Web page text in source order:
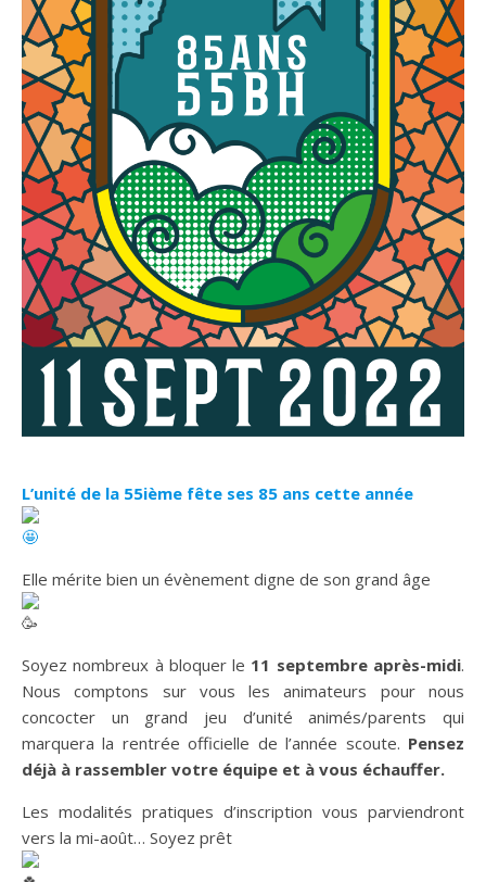
L’unité de la 55ième fête ses 85 ans cette année
Elle mérite bien un évènement digne de son grand âge
Soyez nombreux à bloquer le 11 septembre après-midi.
Nous comptons sur vous les animateurs pour nous
concocter un grand jeu d’unité animés/parents qui
marquera la rentrée officielle de l’année scoute. Pensez
déjà à rassembler votre équipe et à vous échauffer.
Les modalités pratiques d’inscription vous parviendront
vers la mi-août… Soyez prêt